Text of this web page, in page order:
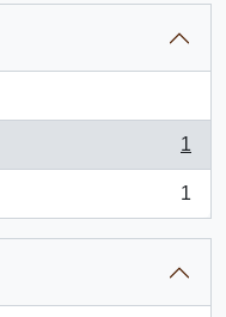
1
1